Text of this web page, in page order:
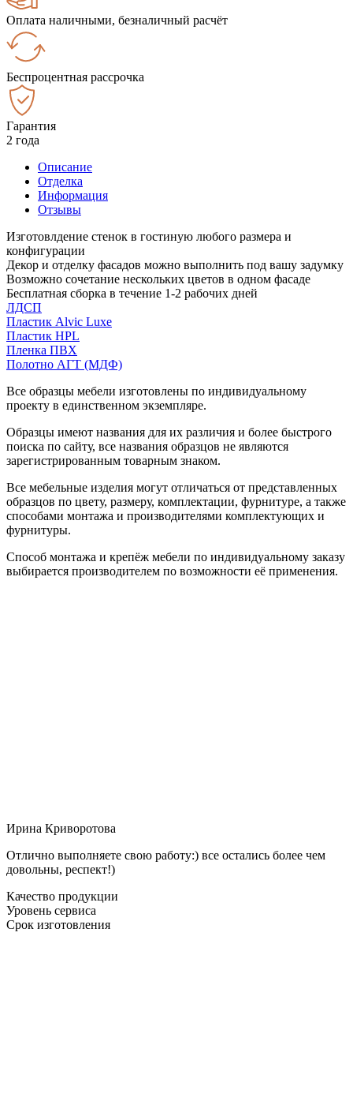
Оплата наличными, безналичный расчёт
Беспроцентная рассрочка
Гарантия
2 года
Описание
Отделка
Информация
Отзывы
Изготовлдение стенок в гостиную любого размера и
конфигурации
Декор и отделку фасадов можно выполнить под вашу задумку
Возможно сочетание нескольких цветов в одном фасаде
Бесплатная сборка в течение 1-2 рабочих дней
ЛДСП
Пластик Alvic Luxe
Пластик HPL
Пленка ПВХ
Полотно АГТ (МДФ)
Все образцы мебели изготовлены по индивидуальному
проекту в единственном экземпляре.
Образцы имеют названия для их различия и более быстрого
поиска по сайту, все названия образцов не являются
зарегистрированным товарным знаком.
Все мебельные изделия могут отличаться от представленных
образцов по цвету, размеру, комплектации, фурнитуре, а также
способами монтажа и производителями комплектующих и
фурнитуры.
Способ монтажа и крепёж мебели по индивидуальному заказу
выбирается производителем по возможности её применения.
Ирина Криворотова
Отлично выполняете свою работу:) все остались более чем
довольны, респект!)
Качество продукции
Уровень сервиса
Срок изготовления